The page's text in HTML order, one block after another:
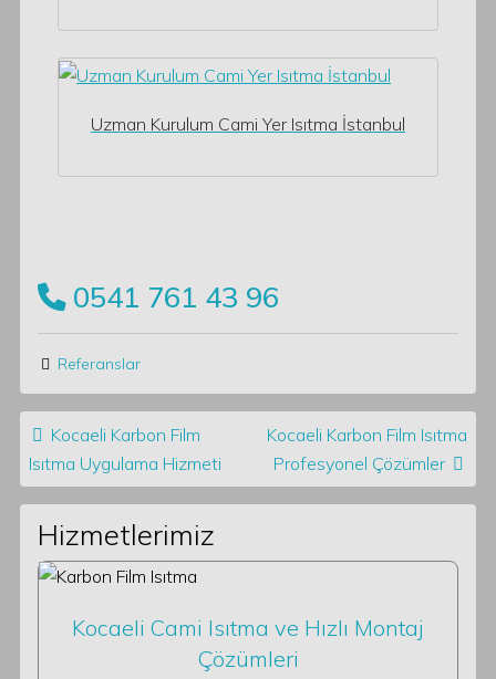
Uzman Kurulum Cami Yer Isıtma İstanbul
0541 761 43 96
Referanslar
Post navigation
Kocaeli Karbon Film
Isıtma Uygulama Hizmeti
Kocaeli Karbon Film Isıtma
Profesyonel Çözümler
Hizmetlerimiz
Kocaeli Cami Isıtma ve Hızlı Montaj
Çözümleri